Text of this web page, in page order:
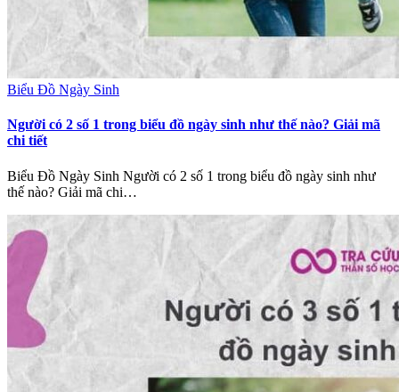
Biểu Đồ Ngày Sinh
Người có 2 số 1 trong biểu đồ ngày sinh như thế nào? Giải mã
chi tiết
Biểu Đồ Ngày Sinh Người có 2 số 1 trong biểu đồ ngày sinh như
thế nào? Giải mã chi…